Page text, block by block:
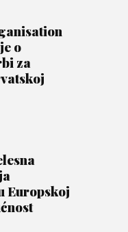
o
za
Europskoj